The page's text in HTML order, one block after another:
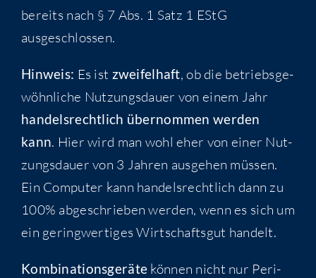
bereits nach § 7 Abs. 1 Satz 1 EStG
ausgeschlossen.
Hin­weis: Es ist zwei­fel­haft, ob die betriebs­ge­
wöhn­li­che Nut­zungs­dau­er von einem Jahr
han­dels­recht­lich über­nom­men wer­den
kann. Hier wird man wohl eher von einer Nut­
zungs­dau­er von 3 Jah­ren aus­ge­hen müs­sen.
Ein Com­pu­ter kann han­dels­recht­lich dann zu
100% abge­schrie­ben wer­den, wenn es sich um
ein gering­wer­ti­ges Wirt­schafts­gut handelt.
Kom­bi­na­ti­ons­ge­rä­te kön­nen nicht nur Peri­